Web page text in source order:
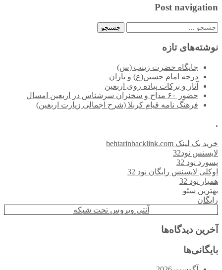
Post navigation
جستجو
نوشته‌های تازه
جایگاه حضرت زینب (س)
درجه امام حسین(ع) و یاران
آثار و برکات پیاده روی اربعین
حضور ۶۰ مداح و سخنران سرشناس در اربعین امسال
فرهنگ نامه قیام کربلا (شرح اجمالی زیارت اربعین)
.
خرید بک لینک behtarinbacklink.com
لایسنس نود32
پسورد نود 32
اوکلی لایسنس رایگان نود 32
همیار نود 32
بهترین سئو
رایگان
آنتی ویروس تحت شبکه
آخرین دیدگاه‌ها
بایگانی‌ها